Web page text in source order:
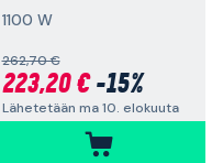
1100 W
262,70 €
223,20 €-15%
Lähetetään ma 10. elokuuta